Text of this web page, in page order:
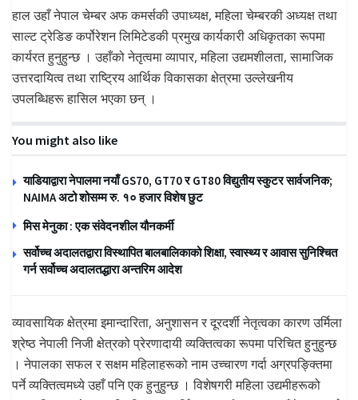
हाल उहाँ नेपाल चेम्बर अफ कमर्सकी उपाध्यक्ष, महिला चेम्बरकी अध्यक्ष तथा
साल्ट ट्रेडिङ कर्पोरेशन लिमिटेडकी प्रमुख कार्यकारी अधिकृतका रूपमा
कार्यरत हुनुहुन्छ । उहाँको नेतृत्वमा व्यापार, महिला उद्यमशीलता, सामाजिक
उत्तरदायित्व तथा राष्ट्रिय आर्थिक विकासका क्षेत्रमा उल्लेखनीय
उपलब्धिहरू हासिल भएका छन् ।
You might also like
याडियाद्वारा नेपालमा नयाँ GS70, GT70 र GT80 विद्युतीय स्कुटर सार्वजनिक;
NAIMA अटो शोसम्म रु. १० हजार विशेष छुट
मिस मेनुका : एक संवेदनशील यौनकर्मी
सर्वोच्च अदालतद्वारा विस्थापित बालबालिकाको शिक्षा, स्वास्थ्य र आवास सुनिश्चित
गर्न सर्वोच्च अदालतद्धारा अन्तरिम आदेश
व्यावसायिक क्षेत्रमा इमान्दारिता, अनुशासन र दूरदर्शी नेतृत्वका कारण उर्मिला
श्रेष्ठ नेपाली निजी क्षेत्रको प्रेरणादायी व्यक्तित्वका रूपमा परिचित हुनुहुन्छ
। नेपालका सफल र सक्षम महिलाहरूको नाम उच्चारण गर्दा अग्रपङ्क्तिमा
पर्ने व्यक्तित्वमध्ये उहाँ पनि एक हुनुहुन्छ । विशेषगरी महिला उद्यमीहरूको